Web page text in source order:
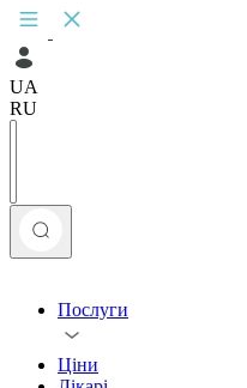
UA
RU
Послуги
Ціни